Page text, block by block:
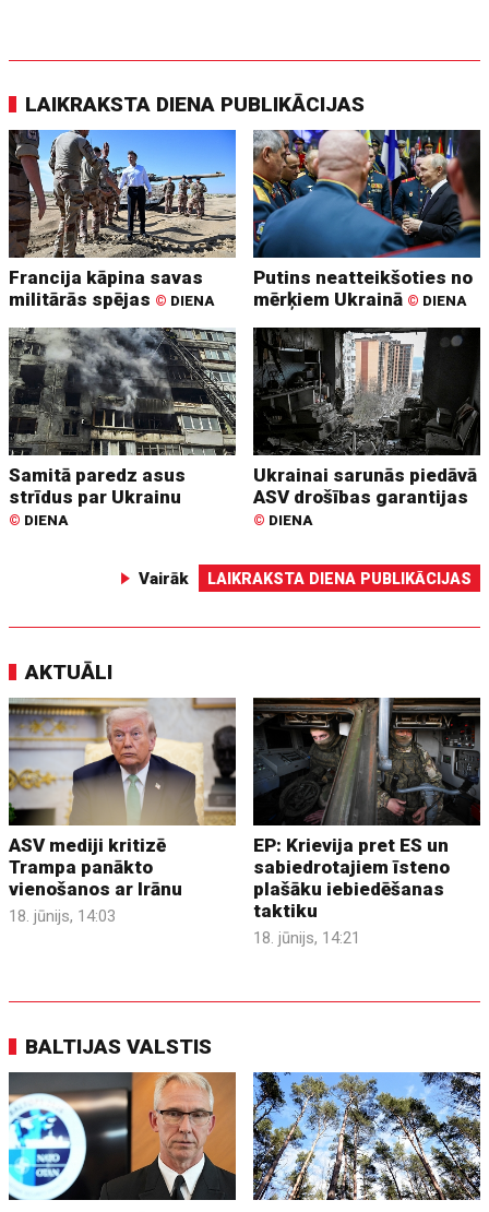
LAIKRAKSTA DIENA PUBLIKĀCIJAS
Francija kāpina savas
militārās spējas © DIENA
Putins neatteikšoties no
mērķiem Ukrainā © DIENA
Samitā paredz asus
strīdus par Ukrainu
© DIENA
Ukrainai sarunās piedāvā
ASV drošības garantijas
© DIENA
Vairāk LAIKRAKSTA DIENA PUBLIKĀCIJAS
AKTUĀLI
ASV mediji kritizē
Trampa panākto
vienošanos ar Irānu
18. jūnijs, 14:03
EP: Krievija pret ES un
sabiedrotajiem īsteno
plašāku iebiedēšanas
taktiku
18. jūnijs, 14:21
BALTIJAS VALSTIS